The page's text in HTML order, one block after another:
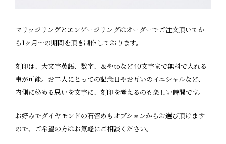
マリッジリングとエンゲージリングはオーダーでご注文頂いてか
ら1ヶ月〜の期間を頂き制作しております。
刻印は、大文字英語、数字、＆やtoなど40文字まで無料で入れる
事が可能。お二人にとっての記念日やお互いのイニシャルなど、
内側に秘める思いを文字に、刻印を考えるのも楽しい時間です。
お好みでダイヤモンドの石留めもオプションからお選び頂けます
ので、ご希望の方はお気軽にご相談ください。